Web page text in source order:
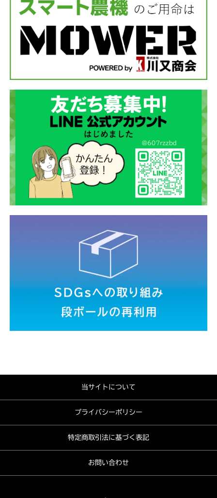
当サイトについて
プライバシーポリシー
特定商取引法に基づく表記
お問い合わせ